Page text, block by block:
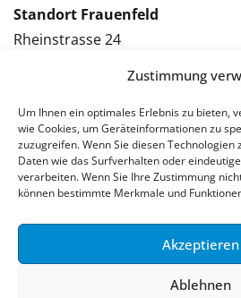
Zustimmung
Um Ihnen ein optimales Erlebnis zu bieten,
wie Cookies, um Geräteinformationen zu
zuzugreifen. Wenn Sie diesen
Daten wie das Surfverhalten oder
verarbeiten. Wenn Sie Ihre Zustimmung
können bestimmte Merkmale und
Akzeptieren
Ablehnen
Standort Frauenfeld
Rheinstrasse 24
Kontakt Frauenfeld
Bewerben Frauenfeld
Stellenmeldung Frauenfeld
© 2026 Stellenpartner AG
Datenschutzerklärung